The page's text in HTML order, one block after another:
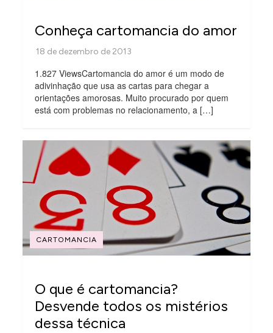
Conheça cartomancia do amor
1.827 ViewsCartomancia do amor é um modo de
adivinhação que usa as cartas para chegar a
orientações amorosas. Muito procurado por quem
está com problemas no relacionamento, a […]
CARTOMANCIA
O que é cartomancia?
Desvende todos os mistérios
dessa técnica